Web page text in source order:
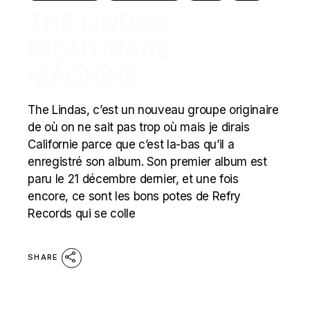
The Lindas, c’est un nouveau groupe originaire
de où on ne sait pas trop où mais je dirais
Californie parce que c’est la-bas qu’il a
enregistré son album. Son premier album est
paru le 21 décembre dernier, et une fois
encore, ce sont les bons potes de Refry
Records qui se colle
SHARE